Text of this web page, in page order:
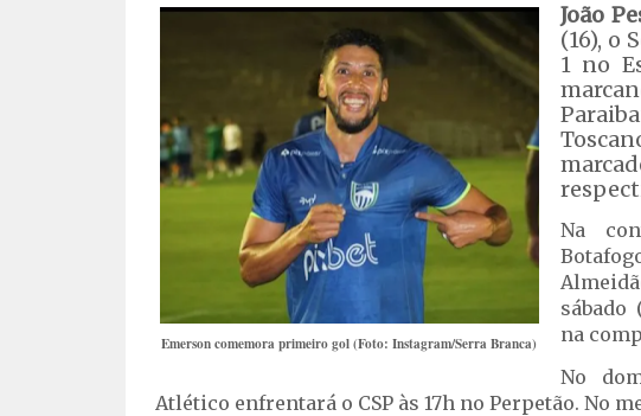
Emerson comemora primeiro gol (Foto: Instagram/Serra Branca)
João
(16), o
1 no
Na
sábado
na
No
Atlético enfrentará o CSP às 17h no Perpetão. No